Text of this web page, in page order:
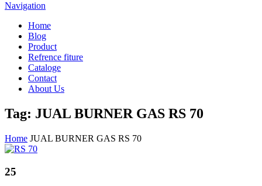
Navigation
Home
Blog
Product
Refrence fiture
Cataloge
Contact
About Us
Tag: JUAL BURNER GAS RS 70
Home JUAL BURNER GAS RS 70
25